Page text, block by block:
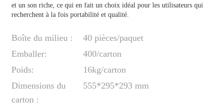
et un son riche, ce qui en fait un choix idéal pour les utilisateurs qui
recherchent à la fois portabilité et qualité.
Boîte du milieu :
40 pièces/paquet
Emballer:
400/carton
Poids:
16kg/carton
Dimensions du
carton :
555*295*293 mm